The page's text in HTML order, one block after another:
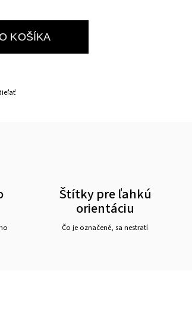
KOŠÍKA
Štítky pre ľahkú
orientáciu
Čo je označené, sa nestratí